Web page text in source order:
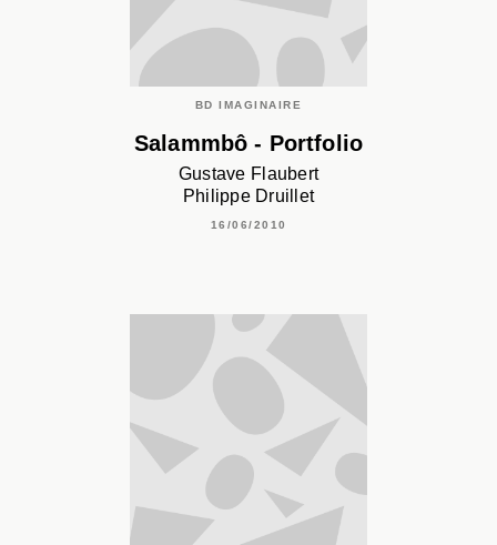
BD IMAGINAIRE
Salammbô - Portfolio
Gustave Flaubert
Philippe Druillet
16/06/2010